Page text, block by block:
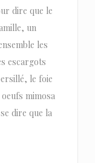
dire que le
un
les
escargots
le foie
mimosa
dire que la